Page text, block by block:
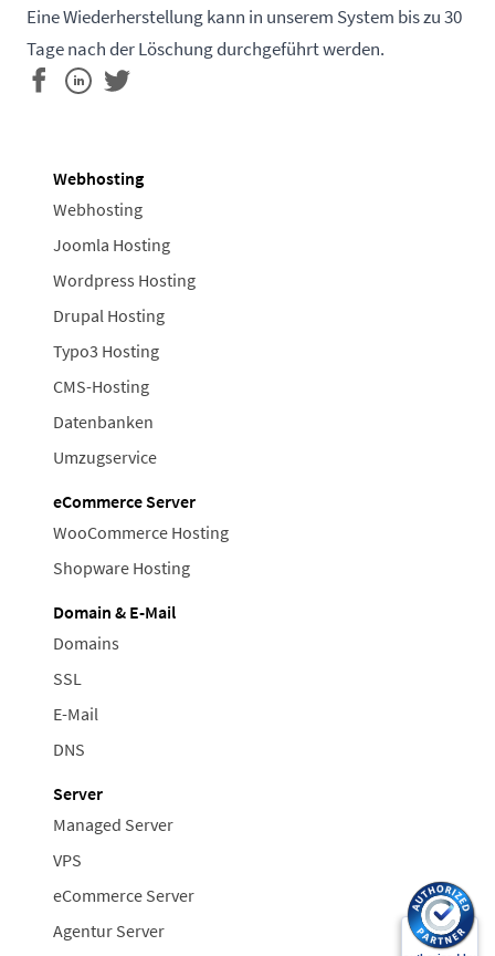
Eine Wiederherstellung kann in unserem System bis zu 30
Tage nach der Löschung durchgeführt werden.
Webhosting
Webhosting
Joomla Hosting
Wordpress Hosting
Drupal Hosting
Typo3 Hosting
CMS-Hosting
Datenbanken
Umzugservice
eCommerce Server
WooCommerce Hosting
Shopware Hosting
Domain & E-Mail
Domains
SSL
E-Mail
DNS
Server
Managed Server
VPS
eCommerce Server
Agentur Server